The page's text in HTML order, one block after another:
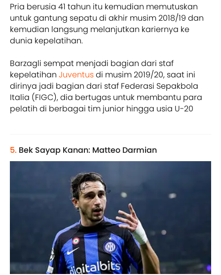
Pria berusia 41 tahun itu kemudian memutuskan
untuk gantung sepatu di akhir musim 2018/19 dan
kemudian langsung melanjutkan kariernya ke
dunia kepelatihan.
Barzagli sempat menjadi bagian dari staf
kepelatihan Juventusdi musim 2019/20, saat ini
dirinya jadi bagian dari staf Federasi Sepakbola
Italia (FIGC), dia bertugas untuk membantu para
pelatih di berbagai tim junior hingga usia U-20
5. Bek Sayap Kanan: Matteo Darmian